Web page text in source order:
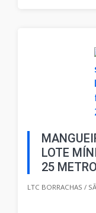
LOTE
25
LTC BORRACHAS /